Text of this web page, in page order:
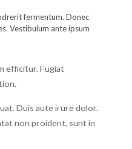
fermentum. Donec
Vestibulum ante ipsum
efficitur. Fugiat
Duis aute irure dolor.
non proident, sunt in